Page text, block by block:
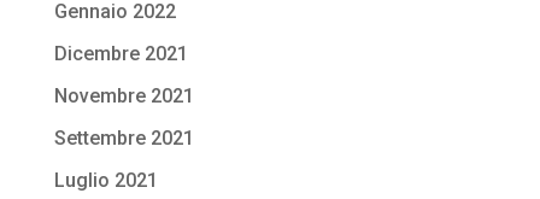
Gennaio 2022
Dicembre 2021
Novembre 2021
Settembre 2021
Luglio 2021